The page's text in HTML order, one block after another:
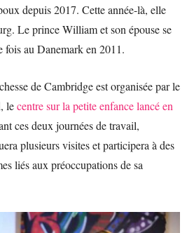
depuis 2017. Cette année-là, elle
Le prince William et son épouse se
fois au Danemark en 2011.
de Cambridge est organisée par le
lecentre sur la petite enfance lancé en
ces deux journées de travail,
plusieurs visites et participera à des
liés aux préoccupations de sa